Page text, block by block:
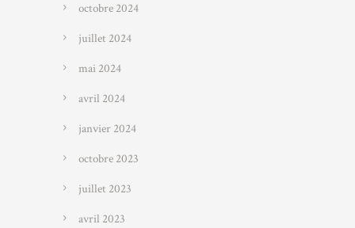
octobre 2024
juillet 2024
mai 2024
avril 2024
janvier 2024
octobre 2023
juillet 2023
avril 2023